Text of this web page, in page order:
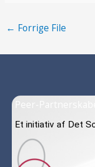
← Forrige File
Peer-Partnerskabet
Et initiativ af Det